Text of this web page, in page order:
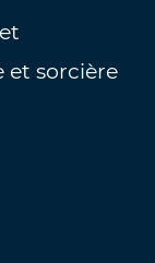
et sorcière